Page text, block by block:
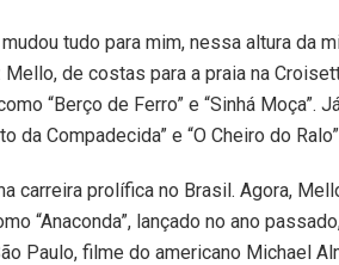
mudou tudo para mim, nessa altura
de costas para a praia na
“Berço de Ferro” e “Sinhá
da Compadecida” e “O Cheiro do
carreira prolífica no Brasil. Agora,
“Anaconda”, lançado no ano
Paulo, filme do americano Michael